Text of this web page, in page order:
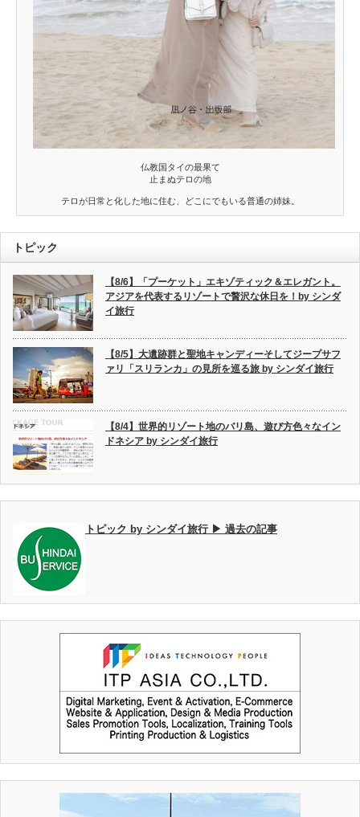
仏教国タイの最果て
止まぬテロの地
テロが日常と化した地に住む、どこにでもいる普通の姉妹。
トピック
【8/6】「プーケット」エキゾティック＆エレガント。
アジアを代表するリゾートで贅沢な休日を！by シンダ
イ旅行
【8/5】大遺跡群と聖地キャンディーそしてジープサフ
ァリ「スリランカ」の見所を巡る旅 by シンダイ旅行
【8/4】世界的リゾート地のバリ島、遊び方色々なイン
ドネシア by シンダイ旅行
トピック by シンダイ旅行 ▶ 過去の記事